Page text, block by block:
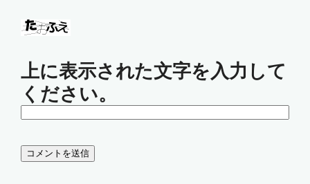
上に表示された文字を入力して
ください。